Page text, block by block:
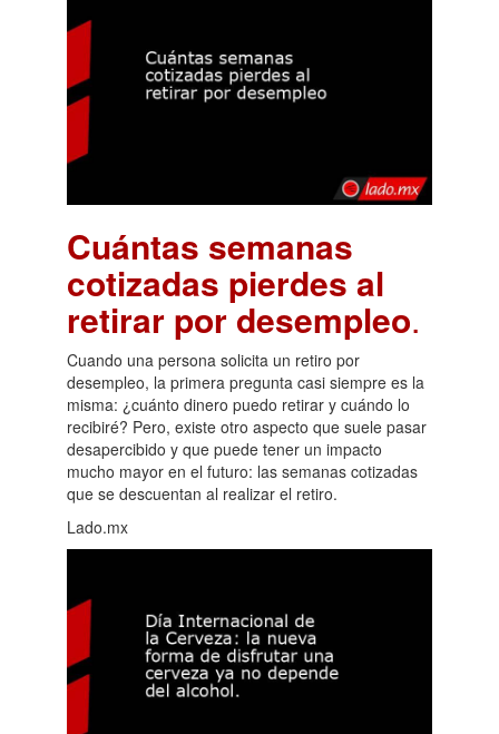
Cuántas semanas
cotizadas pierdes al
retirar por desempleo.
Cuando una persona solicita un retiro por
desempleo, la primera pregunta casi siempre es la
misma: ¿cuánto dinero puedo retirar y cuándo lo
recibiré? Pero, existe otro aspecto que suele pasar
desapercibido y que puede tener un impacto
mucho mayor en el futuro: las semanas cotizadas
que se descuentan al realizar el retiro.
Lado.mx